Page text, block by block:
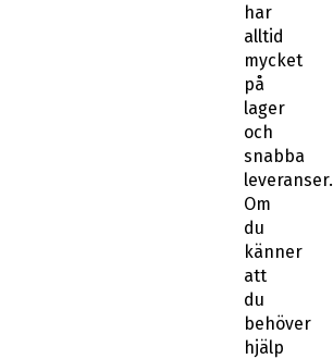
har
alltid
mycket
på
lager
och
snabba
leveranser.
Om
du
känner
att
du
behöver
hjälp